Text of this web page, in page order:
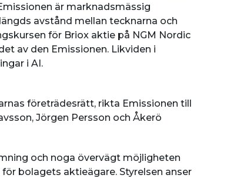
är marknadsmässig
avstånd mellan tecknarna och
för Briox aktie på NGM Nordic
av den Emissionen. Likviden i
i AI.
företrädesrätt, rikta Emissionen till
Jörgen Persson och Åkerö
och noga övervägt möjligheten
bolagets aktieägare. Styrelsen anser